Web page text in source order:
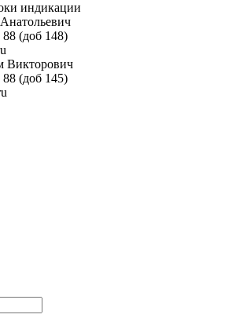
индикации
(доб 148)
Викторович
(доб 145)